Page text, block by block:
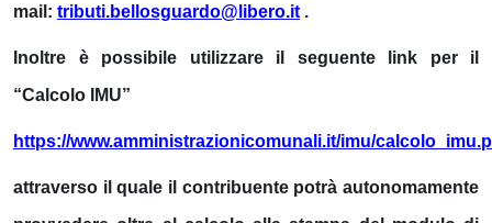
mail: tributi.bellosguardo@libero.it .
Inoltre è possibile utilizzare il seguente link per il
“Calcolo IMU”
https://www.amministrazionicomunali.it/imu/
attraverso il quale il contribuente potrà autonomamente